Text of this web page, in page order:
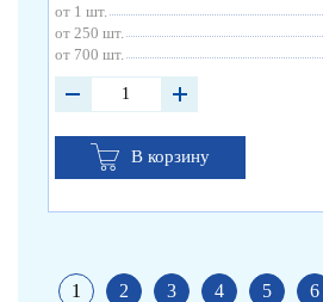
от 1 шт.
от 250 шт.
от 700 шт.
В корзину
1 2 3 4 5 6